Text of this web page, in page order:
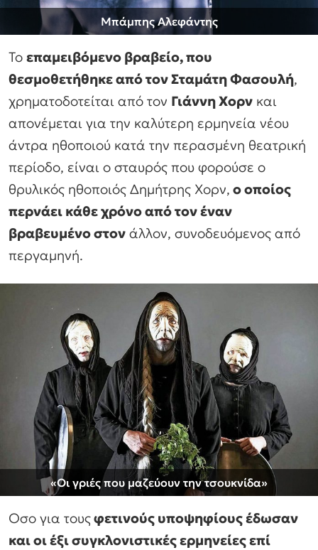
Μπάμπης Αλεφάντης
Το επαμειβόμενο βραβείο, που
θεσμοθετήθηκε από τον Σταμάτη Φασουλή,
χρηματοδοτείται από τον Γιάννη Χορν και
απονέμεται για την καλύτερη ερμηνεία νέου
άντρα ηθοποιού κατά την περασμένη θεατρική
περίοδο, είναι ο σταυρός που φορούσε ο
θρυλικός ηθοποιός Δημήτρης Χορν, ο οποίος
περνάει κάθε χρόνο από τον έναν
βραβευμένο στον άλλον, συνοδευόμενος από
περγαμηνή.
«Οι γριές που μαζεύουν την τσουκνίδα»
Οσο για τουςφετινούς υποψηφίους έδωσαν
και οι έξι συγκλονιστικές ερμηνείες επί